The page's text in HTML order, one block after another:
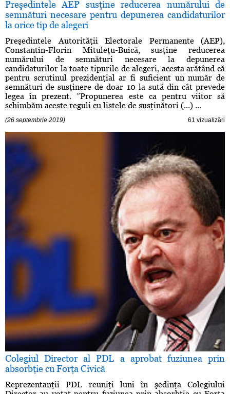
Preşedintele AEP susţine reducerea numărului de
semnături necesare pentru depunerea candidaturilor
la orice tip de alegeri
Preşedintele Autorităţii Electorale Permanente (AEP),
Constantin-Florin Mituleţu-Buică, susţine reducerea
numărului de semnături necesare la depunerea
candidaturilor la toate tipurile de alegeri, acesta arătând că
pentru scrutinul prezidenţial ar fi suficient un număr de
semnături de susţinere de doar 10 la sută din cât prevede
legea în prezent. ”Propunerea este ca pentru viitor să
schimbăm aceste reguli cu listele de susţinători (...) ...
(26 septembrie 2019) 61 vizualizări
Colegiul Director al PDL a aprobat fuziunea prin
absorbţie cu Forţa Civică
Reprezentanţii PDL reuniţi luni în şedinţa Colegiului